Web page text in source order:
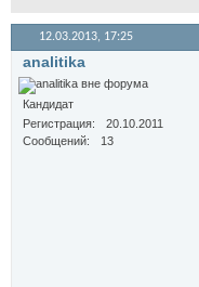
12.03.2013, 17:25
analitika
Кандидат
Регистрация
20.10.2011
Сообщений
13